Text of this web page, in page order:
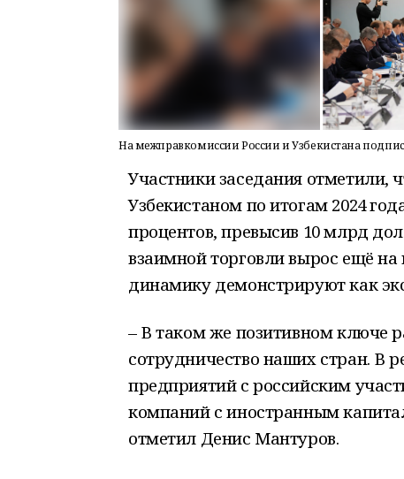
На межправкомиссии России и Узбекистана
Участники заседания отметили,
Узбекистаном по итогам 2024
процентов, превысив 10 млрд
взаимной торговли вырос ещё
динамику демонстрируют как
– В таком же позитивном ключе
сотрудничество наших стран. В
предприятий с российским
компаний с иностранным
отметил Денис Мантуров.